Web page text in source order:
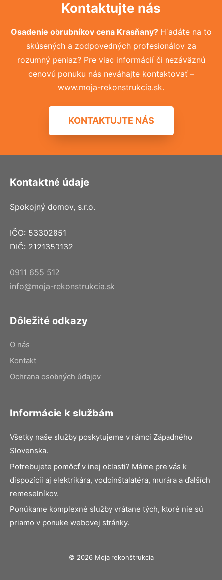
Kontaktujte nás
Osadenie obrubníkov cena Krasňany? Hľadáte na to
skúsených a zodpovedných profesionálov za
rozumný peniaz? Pre viac informácií či nezáväznú
cenovú ponuku nás neváhajte kontaktovať –
www.moja-rekonstrukcia.sk.
KONTAKTUJTE NÁS
Kontaktné údaje
Spokojný domov, s.r.o.
IČO: 53302851
DIČ: 2121350132
0911 655 512
info@moja-rekonstrukcia.sk
Dôležité odkazy
O nás
Kontakt
Ochrana osobných údajov
Informácie k službám
Všetky naše služby poskytujeme v rámci Západného
Slovenska.
Potrebujete pomôcť v inej oblasti? Máme pre vás k
dispozícii aj elektrikára, vodoinštalatéra, murára a ďalších
remeselníkov.
Ponúkame komplexné služby vrátane tých, ktoré nie sú
priamo v ponuke webovej stránky.
© 2026 Moja rekonštrukcia